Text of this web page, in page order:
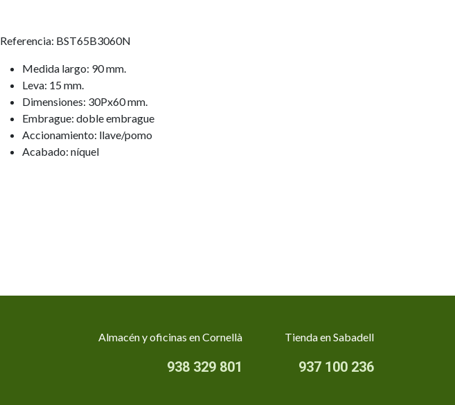
Referencia: BST65B3060N
Medida largo: 90 mm.
Leva: 15 mm.
Dimensiones: 30Px60 mm.
Embrague: doble embrague
Accionamiento: llave/pomo
Acabado: níquel
Almacén y oficinas en Cornellà
938 329 801
Tienda en Sabadell
937 100 236